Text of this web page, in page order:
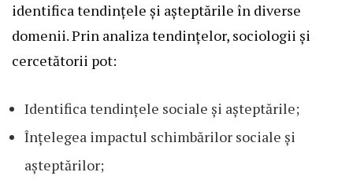
identifica tendințele și așteptările în diverse
domenii. Prin analiza tendințelor, sociologii și
cercetătorii pot:
Identifica tendințele sociale și așteptările;
Înțelegea impactul schimbărilor sociale și
așteptărilor;